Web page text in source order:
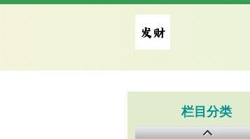
栏目分类